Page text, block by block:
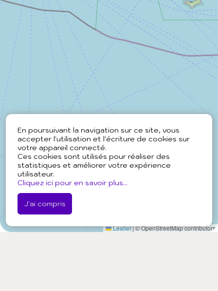
En poursuivant la navigation sur ce site, vous
accepter l'utilisation et l'écriture de cookies sur
votre appareil connecté.
Ces cookies sont utilisés pour réaliser des
statistiques et améliorer votre expérience
utilisateur.
Cliquez ici pour en savoir plus...
J'ai compris
Leaflet|© OpenStreetMap contributors